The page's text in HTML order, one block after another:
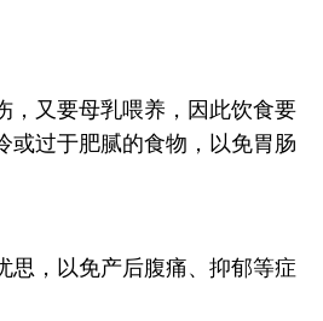
，又要母乳喂养，因此饮食要
或过于肥腻的食物，以免胃肠
思，以免产后腹痛、抑郁等症